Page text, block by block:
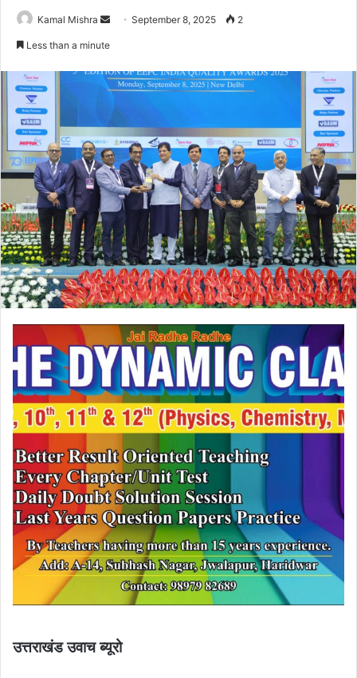
Kamal Mishra
SendSeptember 8, 2025 2
Less than a minute
उत्तराखंड उवाच ब्यूरो